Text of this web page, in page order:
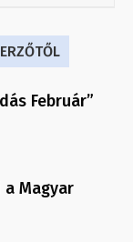
Február”
Magyar